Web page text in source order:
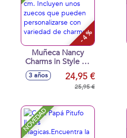
- 4 %
Muñeca Nancy
Charms in Style 42
cm. Incluyen unos
zuecos que
variedad de
charms.
3 años 24,95 €
25,95 €
NOVEDAD